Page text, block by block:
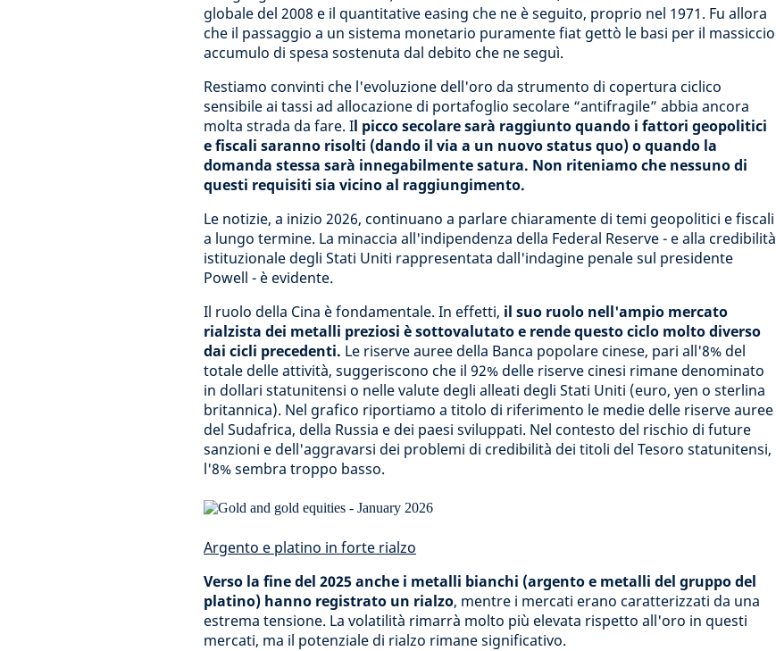
globale del 2008 e il quantitative easing che ne è seguito, proprio nel 1971. Fu allora
che il passaggio a un sistema monetario puramente fiat gettò le basi per il massiccio
accumulo di spesa sostenuta dal debito che ne seguì.
Restiamo convinti che l'evoluzione dell'oro da strumento di copertura ciclico
sensibile ai tassi ad allocazione di portafoglio secolare “antifragile” abbia ancora
molta strada da fare. Il picco secolare sarà raggiunto quando i fattori geopolitici
e fiscali saranno risolti (dando il via a un nuovo status quo) o quando la
domanda stessa sarà innegabilmente satura. Non riteniamo che nessuno di
questi requisiti sia vicino al raggiungimento.
Le notizie, a inizio 2026, continuano a parlare chiaramente di temi geopolitici e fiscali
a lungo termine. La minaccia all'indipendenza della Federal Reserve - e alla credibilità
istituzionale degli Stati Uniti rappresentata dall'indagine penale sul presidente
Powell - è evidente.
Il ruolo della Cina è fondamentale. In effetti, il suo ruolo nell'ampio mercato
rialzista dei metalli preziosi è sottovalutato e rende questo ciclo molto diverso
dai cicli precedenti. Le riserve auree della Banca popolare cinese, pari all'8% del
totale delle attività, suggeriscono che il 92% delle riserve cinesi rimane denominato
in dollari statunitensi o nelle valute degli alleati degli Stati Uniti (euro, yen o sterlina
britannica). Nel grafico riportiamo a titolo di riferimento le medie delle riserve auree
del Sudafrica, della Russia e dei paesi sviluppati. Nel contesto del rischio di future
sanzioni e dell'aggravarsi dei problemi di credibilità dei titoli del Tesoro statunitensi,
l'8% sembra troppo basso.
Argento e platino in forte rialzo
Verso la fine del 2025 anche i metalli bianchi (argento e metalli del gruppo del
platino) hanno registrato un rialzo, mentre i mercati erano caratterizzati da una
estrema tensione. La volatilità rimarrà molto più elevata rispetto all'oro in questi
mercati, ma il potenziale di rialzo rimane significativo.